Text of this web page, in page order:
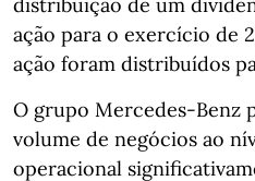
ação para o exercício de
ação foram distribuídos
O grupo Mercedes-Benz
volume de negócios ao
operacional